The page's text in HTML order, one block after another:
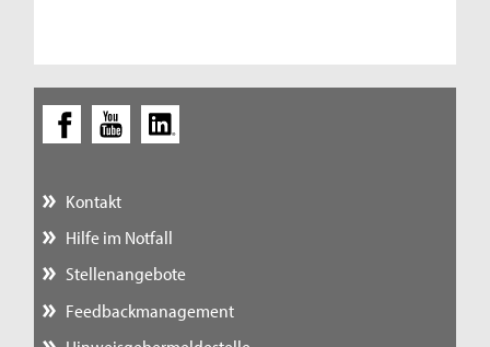
Kontakt
Hilfe im Notfall
Stellenangebote
Feedbackmanagement